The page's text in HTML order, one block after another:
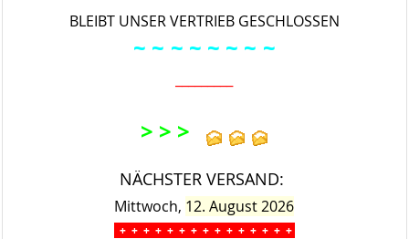
BLEIBT UNSER VERTRIEB GESCHLOSSEN
~ ~ ~ ~ ~ ~ ~ ~
> > >
NÄCHSTER VERSAND:
Mittwoch, 12. August 2026
+ + + + + + + + + + + + + + +